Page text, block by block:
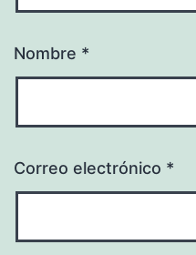
Nombre *
Correo electrónico *